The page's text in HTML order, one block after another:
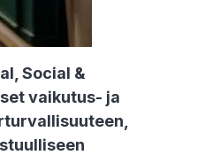
Social &
vaikutus- ja